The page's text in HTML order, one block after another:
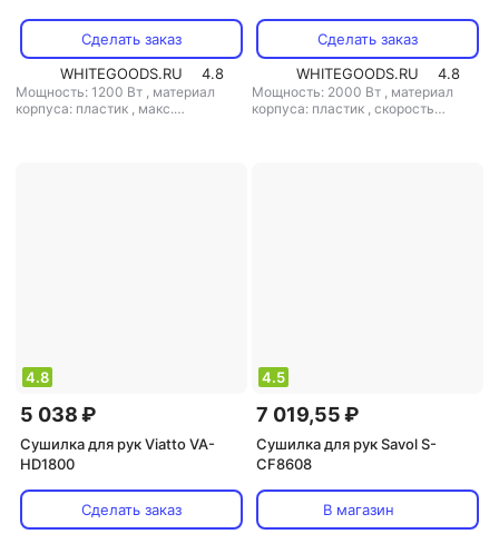
Сделать заказ
WHITEGOODS.RU
4.8
Мощность: 1200 Вт , материал
корпуса: пластик , макс.
Сделать заказ
WHITEGOODS.RU
4.8
Мощность: 2000 Вт , материал
корпуса: пластик , скорость
4.8
5 038 ₽
Сушилка для рук Viatto VA-
HD1800
Сделать заказ
4.5
7 019,55 ₽
Сушилка для рук Savol S-
CF8608
В магазин